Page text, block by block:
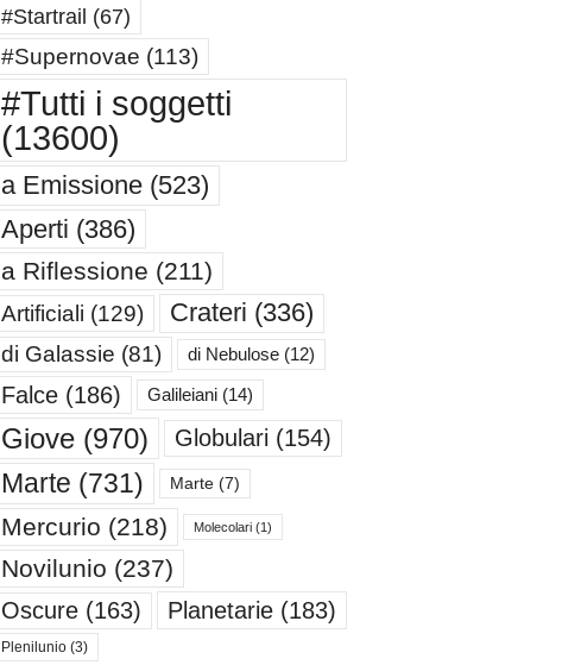
#Startrail (67)
#Supernovae (113)
#Tutti i soggetti
(13600)
a Emissione(523)
Aperti (386)
a Riflessione (211)
Artificiali (129) Crateri (336)
di Galassie (81) di Nebulose(12)
Falce(186) Galileiani(14)
Giove(970) Globulari (154)
Marte (731) Marte(7)
Mercurio (218) Molecolari(1)
Novilunio (237)
Oscure(163) Planetarie(183)
Plenilunio(3)